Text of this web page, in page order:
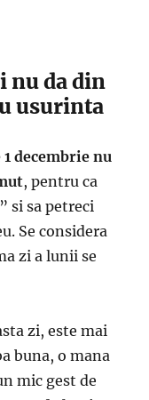
nu da din
usurinta
1 decembrie nu
, pentru ca
si sa petreci
Se considera
zi a lunii se
zi, este mai
buna, o mana
mic gest de